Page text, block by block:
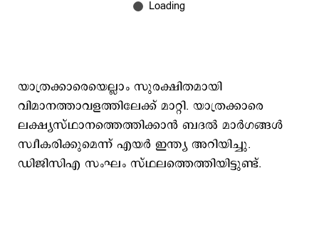
യാത്രക്കാരെയെല്ലാം സുരക്ഷിതമായി
വിമാനത്താവളത്തിലേക്ക് മാറ്റി. യാത്രക്കാരെ
ലക്ഷ്യസ്ഥാനത്തെത്തിക്കാൻ ബദൽ മാർഗങ്ങൾ
സ്വീകരിക്കുമെന്ന് എയർ ഇന്ത്യ അറിയിച്ചു.
ഡിജിസിഎ സംഘം സ്ഥലത്തെത്തിയിട്ടുണ്ട്.